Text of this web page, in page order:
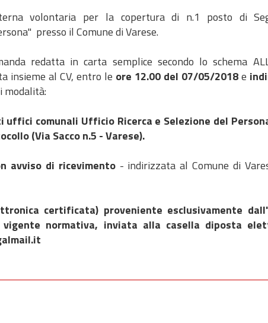
volontaria per la copertura di n.1 posto di
presso il Comune di Varese.
redatta in carta semplice secondo lo schema
insieme al CV, entro le ore 12.00 del 07/05/2018e
modalità:
comunali Ufficio Ricerca e Selezione del
(Via Sacco n.5 - Varese).
avviso di ricevimento- indirizzata al Comune di
certificata) proveniente esclusivamente
normativa, inviata alla casella diposta